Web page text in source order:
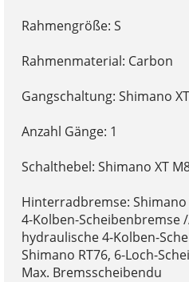
Rahmengröße: S
Rahmenmaterial: Carbon
Gangschaltung: Shimano
Anzahl Gänge: 1
Schalthebel: Shimano XT
Hinterradbremse: Shimano
4-Kolben-Scheibenbremse
hydraulische 4-Kolben-
Shimano RT76, 6-Loch-
Max. Bremsscheibendu